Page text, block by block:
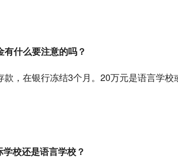
什么要注意的吗？
，在银行冻结3个月。20万元是语言学
校还是语言学校？